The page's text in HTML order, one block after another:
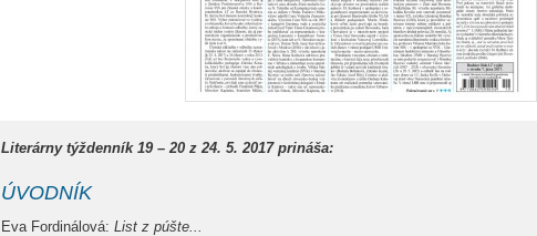
Literárny týždenník 19 – 20 z 24. 5. 2017 prináša:
ÚVODNÍK
Eva Fordinálová: List z púšte...